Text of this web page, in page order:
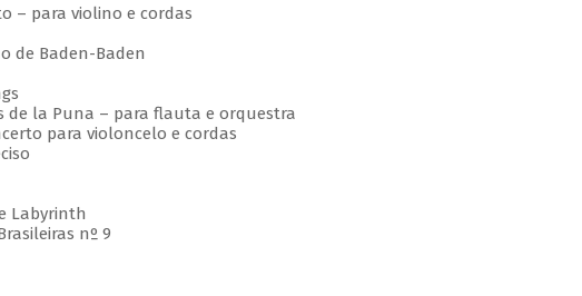
– para violino e cordas
Baden-Baden
la Puna – para flauta e orquestra
para violoncelo e cordas
Labyrinth
nº 9